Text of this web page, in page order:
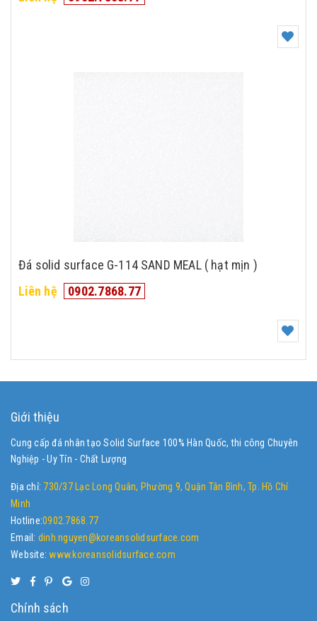
Đá solid surface G-114 SAND MEAL ( hạt mịn )
Liên hệ
0902.7868.77
Giới thiệu
Cung cấp đá nhân tạo Solid Surface 100% Hàn Quốc, thi công Chuyên
Nghiệp - Uy Tín - Chất Lượng
Địa chỉ: 730/37 Lạc Long Quân, Phường 9, Quận Tân Bình, Tp. Hồ Chí
Minh
Hotline:0902.7868.77
Email: dinh.nguyen@koreansolidsurface.com
Website:www.koreansolidsurface.com
Chính sách